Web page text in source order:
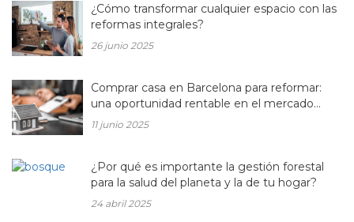
¿Cómo transformar cualquier espacio con las
reformas integrales?
26 junio 2025
Comprar casa en Barcelona para reformar:
una oportunidad rentable en el mercado
inmobiliario actual
11 junio 2025
¿Por qué es importante la gestión forestal
para la salud del planeta y la de tu hogar?
24 abril 2025